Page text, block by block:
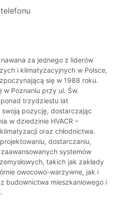
za jednego z liderów
i klimatyzacyjnych w Polsce,
się w 1988 roku.
w Poznaniu przy ul. Św.
trzydziestu lat
pozycję, dostarczając
w dziedzinie HVACR –
oraz chłodnictwa.
dostarczaniu,
systemów
takich jak zakłady
owocowo-warzywne, jak i
budownictwa mieszkaniowego i